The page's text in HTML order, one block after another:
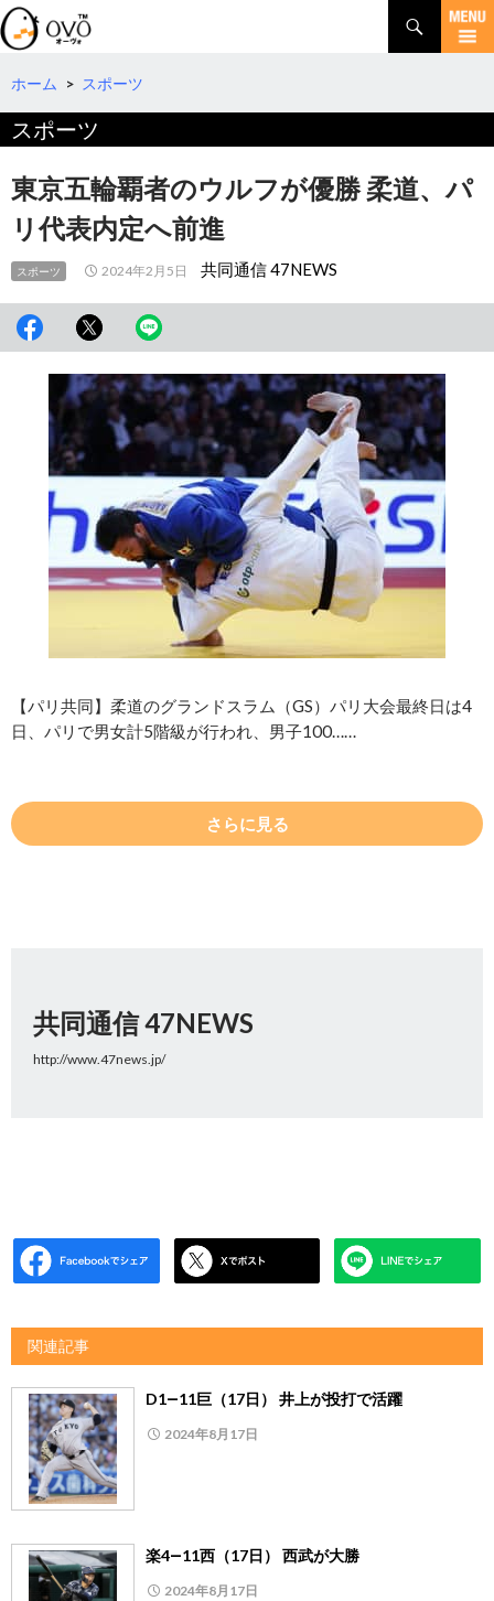
検
索
コ
テ
へ
移
動
ホーム > スポーツ
スポーツ
東京五輪覇者のウルフが優勝 柔道、パ
リ代表内定へ前進
スポーツ 2024年2月5日 共同通信 47NEWS
【パリ共同】柔道のグランドスラム（GS）パリ大会最終日は4
日、パリで男女計5階級が行われ、男子100……
さらに見る
共同通信 47NEWS
http://www.47news.jp/
関連記事
D1―11巨（17日） 井上が投打で活躍
2024年8月17日
楽4―11西（17日） 西武が大勝
2024年8月17日